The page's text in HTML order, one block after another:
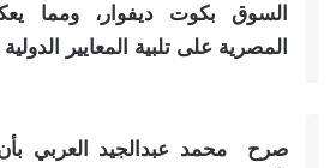
السوق بكوت ديفوار، ومما
المصرية على تلبية المعايير
صرح محمد عبدالجيد العربي